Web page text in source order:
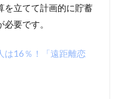
を立てて計画的に貯蓄
要です。
は16％！「遠距離恋